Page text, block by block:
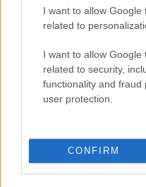
I want to allow Google
related to
I want to allow Google
related to security,
functionality and
user protection.
CONFIRM
A Magic
strapabíró a 2020-as
hatalmas összeget a